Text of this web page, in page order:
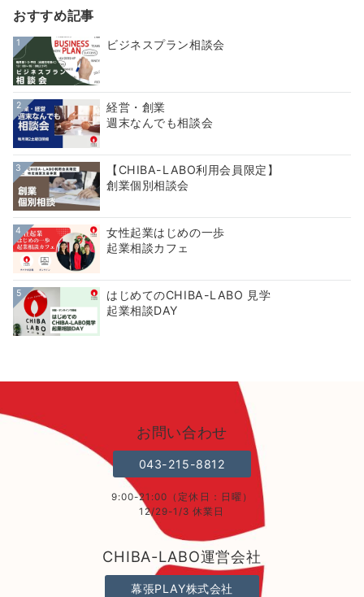
おすすめ記事
1 ビジネスプラン相談会
2
経営・創業
週末なんでも相談会
3
【CHIBA-LABO利用会員限定】
創業個別相談会
4
女性起業はじめの一歩
起業相談カフェ
5
はじめてのCHIBA-LABO 見学
起業相談DAY
お問い合わせ
043-215-8812
9:00-21:00（定休日：日曜）
12/29-1/3 休業日
CHIBA-LABO運営会社
幕張PLAY株式会社